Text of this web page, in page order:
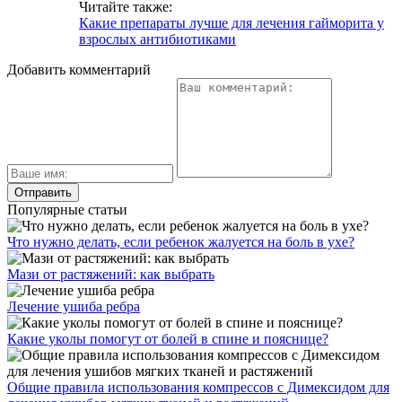
Читайте также:
Какие препараты лучше для лечения гайморита у
взрослых антибиотиками
Добавить комментарий
Популярные статьи
Что нужно делать, если ребенок жалуется на боль в ухе?
Мази от растяжений: как выбрать
Лечение ушиба ребра
Какие уколы помогут от болей в спине и пояснице?
Общие правила использования компрессов с Димексидом для